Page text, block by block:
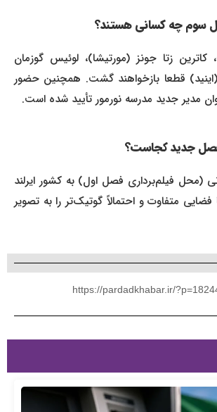
سوم چه کسانی هستند؟
زتا جونز (مورتیشا)، لوئیس گوزمان
قطعا بازخواهند گشت. همچنین حضور
مدیر جدید مدرسه نورمور تأیید شده است.
جدید کجاست؟
(محل فیلم‌برداری فصل اول) به کشور ایرلند
متفاوت و احتمالاً گوتیک‌تر را به تصویر
https://pardadkhabar.ir/